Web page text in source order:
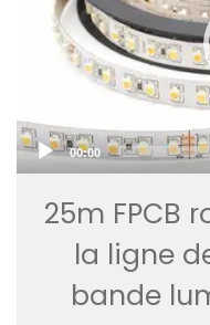
00:00
25m FPCB
la ligne
bande